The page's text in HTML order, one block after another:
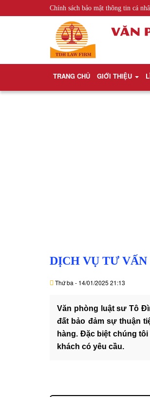
Chính sách bảo mật thông tin cá
TRANG CHỦ GIỚI THIỆU
DỊCH VỤ TƯ
Thứ ba - 14/01/2025 21:13
Văn phòng luật sư Tô
đất bảo đảm sự thuận
hàng. Đặc biệt chúng
khách có yêu cầu.